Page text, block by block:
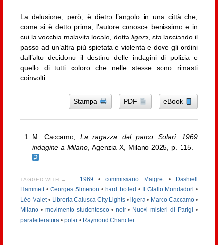
La delusione, però, è dietro l’angolo in una città che,
come si è detto prima, l’autore conosce benissimo e in
cui la vecchia malavita locale, detta ligera , sta lasciando il
passo ad un’altra più spietata e violenta e dove gli ordini
dall’alto decidono il destino delle indagini di polizia e
quello di tutti coloro che nelle stesse sono rimasti
coinvolti.
Stampa PDF eBook
M. Caccamo, La ragazza del parco Solari. 1969
indagine a Milano , Agenzia X, Milano 2025, p. 115.
TAGGED WITH → 1969 •commissario Maigret•
Dashiell
Hammett•Georges Simenon • hard boiled • Il Giallo Mondadori •
Léo Malet• Libreria Calusca City Lights • ligera • Marco Caccamo•
Milano• movimento studentesco• noir• Nuovi misteri di Parigi •
paraletteratura• polar• Raymond Chandler